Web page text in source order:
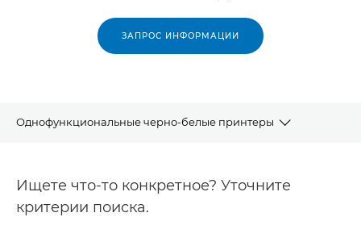
ЗАПРОС ИНФОРМАЦИИ
Однофункциональные черно-белые принтеры
Поддержка
Ищете что-то конкретное? Уточните
критерии поиска.